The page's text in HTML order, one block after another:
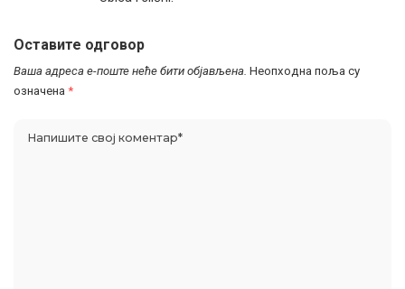
Оставите одговор
Ваша адреса е-поште неће бити објављена. Неопходна поља су
означена *